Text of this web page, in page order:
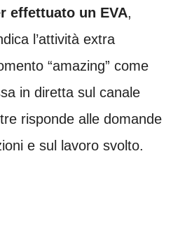
effettuato un EVA,
l’attività extra
“amazing” come
in diretta sul canale
risponde alle domande
e sul lavoro svolto.